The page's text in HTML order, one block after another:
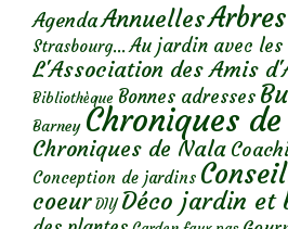
AgendaAnnuelles
Strasbourg... Au jardin avec les
L'Association des Amis
Bibliothèque Bonnes adresses
Barney Chroniques
Chroniques de Nala
Conception de jardins
coeur DIY Déco jardin et